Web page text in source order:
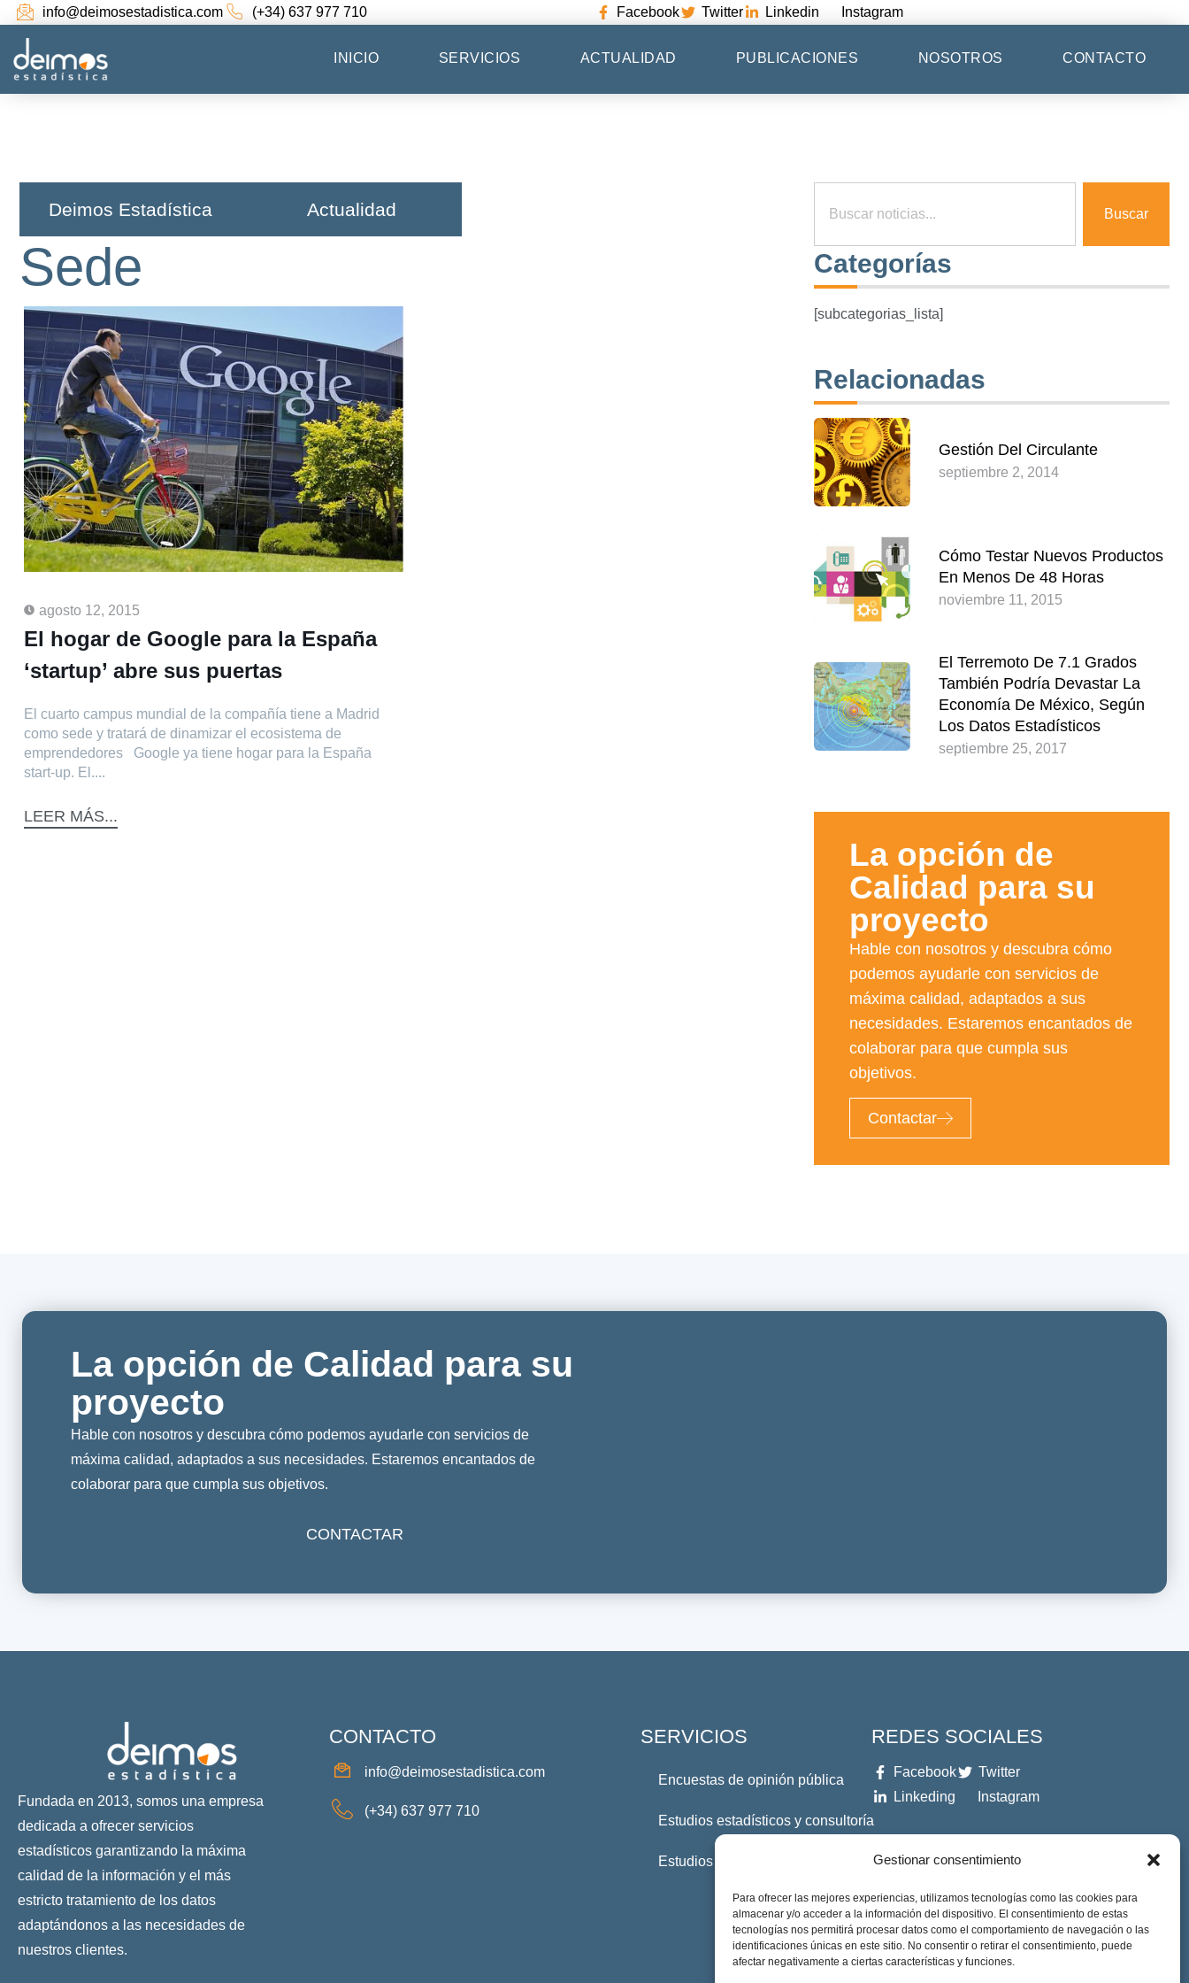
Gestionar consentimiento
Para ofrecer las mejores experiencias, utilizamos tecnologías como las cookies para
almacenar y/o acceder a la información del dispositivo. El consentimiento de estas
tecnologías nos permitirá procesar datos como el comportamiento de navegación o las
identificaciones únicas en este sitio. No consentir o retirar el consentimiento, puede
afectar negativamente a ciertas características y funciones.
info@deimosestadistica.com (+34) 637 977 710 Facebook Twitter Linkedin Instagram
INICIO SERVICIOS ACTUALIDAD PUBLICACIONES NOSOTROS CONTACTO
Buscar
Categorías
[subcategorias_lista]
Relacionadas
Gestión Del Circulante
septiembre 2, 2014
Cómo Testar Nuevos Productos
En Menos De 48 Horas
noviembre 11, 2015
El Terremoto De 7.1 Grados
También Podría Devastar La
Economía De México, Según
Los Datos Estadísticos
septiembre 25, 2017
La opción de
Calidad para su
proyecto​
Hable con nosotros y descubra cómo
podemos ayudarle con servicios de
máxima calidad, adaptados a sus
necesidades. Estaremos encantados de
colaborar para que cumpla sus
objetivos.
Contactar
Deimos Estadística​ Actualidad
Sede
agosto 12, 2015
El hogar de Google para la España
‘startup’ abre sus puertas
El cuarto campus mundial de la compañía tiene a Madrid
como sede y tratará de dinamizar el ecosistema de
emprendedores Google ya tiene hogar para la España
start-up. El....
LEER MÁS...
La opción de Calidad para su
proyecto
Hable con nosotros y descubra cómo podemos ayudarle con servicios de
máxima calidad, adaptados a sus necesidades. Estaremos encantados de
colaborar para que cumpla sus objetivos.
CONTACTAR
Fundada en 2013, somos una empresa
dedicada a ofrecer servicios
estadísticos garantizando la máxima
calidad de la información y el más
estricto tratamiento de los datos
adaptándonos a las necesidades de
nuestros clientes.
CONTACTO
info@deimosestadistica.com
(+34) 637 977 710
SERVICIOS
Encuestas de opinión pública
Estudios estadísticos y consultoría
Estudios Profesionales
REDES SOCIALES
Facebook
Twitter
Linkeding
Instagram